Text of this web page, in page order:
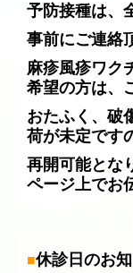
予防接種は、
事前にご連絡
麻疹風疹ワク
希望の方は、
おたふく、破
荷が未定です
再開可能とな
ページ上でお
■休診日のお